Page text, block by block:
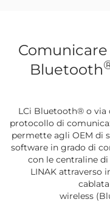
Bluetooth
LCi Bluetooth® o via
protocollo di
permette agli OEM di
software in grado di
con le centraline
LINAK attraverso
cablata
wireless